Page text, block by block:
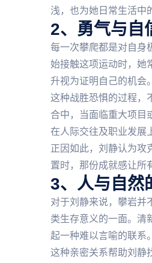
浅，也为她日常生活中
2、勇气与自
每一次攀爬都是对自身
始接触这项运动时，她
升视为证明自己的机会。
这种战胜恐惧的过程，
合中，当面临重大项目
在人际交往及职业发展
正因如此，刘静认为攻
置时，那份成就感让所
3、人与自然
对于刘静来说，攀岩并
类生存意义的一面。清
起一种难以言喻的联系。
这种亲密关系帮助刘静